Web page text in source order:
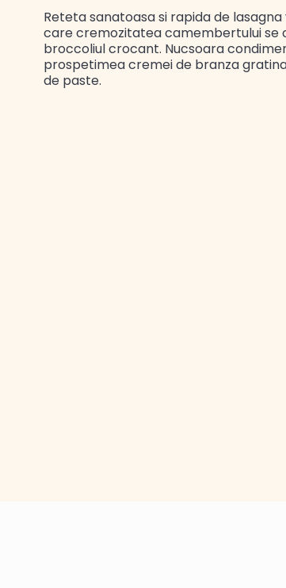
Reteta sanatoasa si rapida de
care cremozitatea camembertului se
broccoliul crocant. Nucsoara
prospetimea cremei de branza
de paste.